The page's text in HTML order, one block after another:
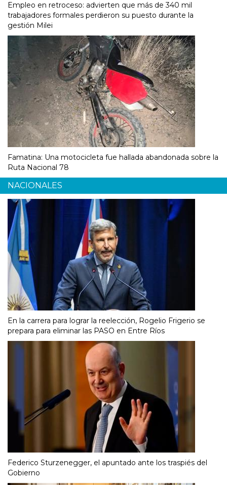
Empleo en retroceso: advierten que más de 340 mil
trabajadores formales perdieron su puesto durante la
gestión Milei
Famatina: Una motocicleta fue hallada abandonada sobre la
Ruta Nacional 78
NACIONALES
En la carrera para lograr la reelección, Rogelio Frigerio se
prepara para eliminar las PASO en Entre Ríos
Federico Sturzenegger, el apuntado ante los traspiés del
Gobierno